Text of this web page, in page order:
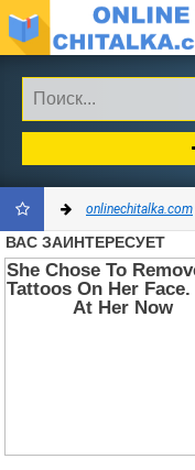
ДОБАВИТЬ
В
onlinechitalka.com